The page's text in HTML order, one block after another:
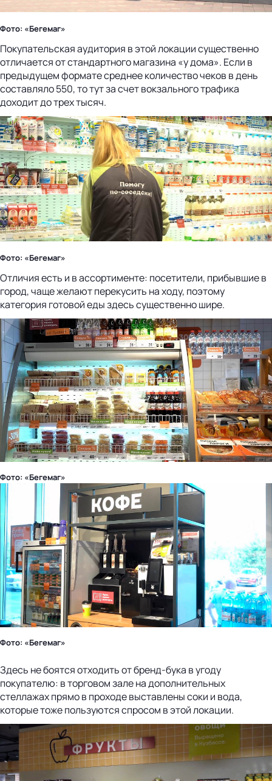
Фото: «Бегемаг»
Покупательская аудитория в этой локации существенно
отличается от стандартного магазина «у дома». Если в
предыдущем формате среднее количество чеков в день
составляло 550, то тут за счет вокзального трафика
доходит до трех тысяч.
Фото: «Бегемаг»
Отличия есть и в ассортименте: посетители, прибывшие в
город, чаще желают перекусить на ходу, поэтому
категория готовой еды здесь существенно шире.
Фото: «Бегемаг»
Фото: «Бегемаг»
Здесь не боятся отходить от бренд-бука в угоду
покупателю: в торговом зале на дополнительных
стеллажах прямо в проходе выставлены соки и вода,
которые тоже пользуются спросом в этой локации.